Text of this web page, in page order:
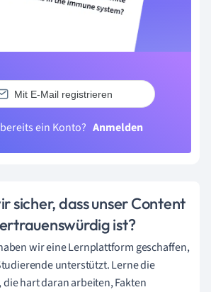
Mit E-Mail registrieren
ein Konto? Anmelden
sicher, dass unser Content
ist?
wir eine Lernplattform geschaffen,
unterstützt. Lerne die
hart daran arbeiten, Fakten